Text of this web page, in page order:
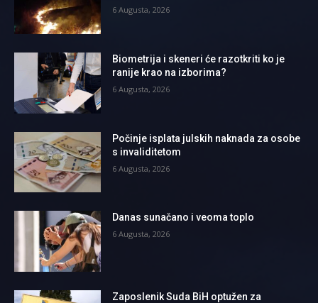
6 Augusta, 2026
Biometrija i skeneri će razotkriti ko je
ranije krao na izborima?
6 Augusta, 2026
Počinje isplata julskih naknada za osobe
s invaliditetom
6 Augusta, 2026
Danas sunačano i veoma toplo
6 Augusta, 2026
Zaposlenik Suda BiH optužen za